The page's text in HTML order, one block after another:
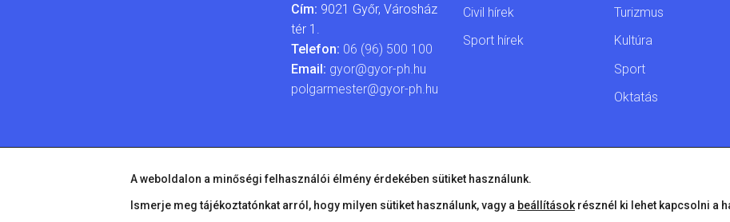
Cím: 9021 Győr, Városház
tér 1.
Telefon: 06 (96) 500 100
Email: gyor@gyor-ph.hu
polgarmester@gyor-ph.hu
Civil hírek
Sport hírek
Turizmus
Kultúra
Sport
Oktatás
A weboldalon a minőségi felhasználói élmény érdekében sütiket használunk.
Ismerje meg tájékoztatónkat arról, hogy milyen sütiket használunk, vagy a beállítások résznél ki lehet kapcsolni a